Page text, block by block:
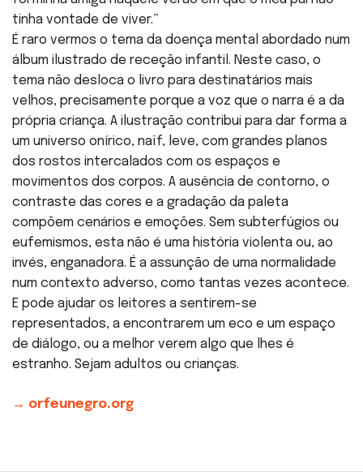
tinha vontade de viver.”
É raro vermos o tema da doença mental abordado num
álbum ilustrado de receção infantil. Neste caso, o
tema não desloca o livro para destinatários mais
velhos, precisamente porque a voz que o narra é a da
própria criança. A ilustração contribui para dar forma a
um universo onírico, naïf, leve, com grandes planos
dos rostos intercalados com os espaços e
movimentos dos corpos. A ausência de contorno, o
contraste das cores e a gradação da paleta
compõem cenários e emoções. Sem subterfúgios ou
eufemismos, esta não é uma história violenta ou, ao
invés, enganadora. É a assunção de uma normalidade
num contexto adverso, como tantas vezes acontece.
E pode ajudar os leitores a sentirem-se
representados, a encontrarem um eco e um espaço
de diálogo, ou a melhor verem algo que lhes é
estranho. Sejam adultos ou crianças.
→ orfeunegro.org